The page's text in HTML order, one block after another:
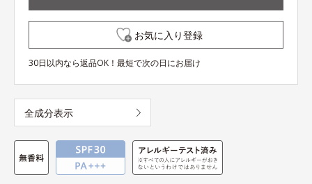
お気に入り登録
30日以内なら返品OK！最短で次の日にお届け
全成分表示